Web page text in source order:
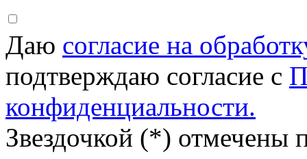
Даю согласие на
подтверждаю согласие с
конфиденциальности.
Звездочкой (*) отмечены